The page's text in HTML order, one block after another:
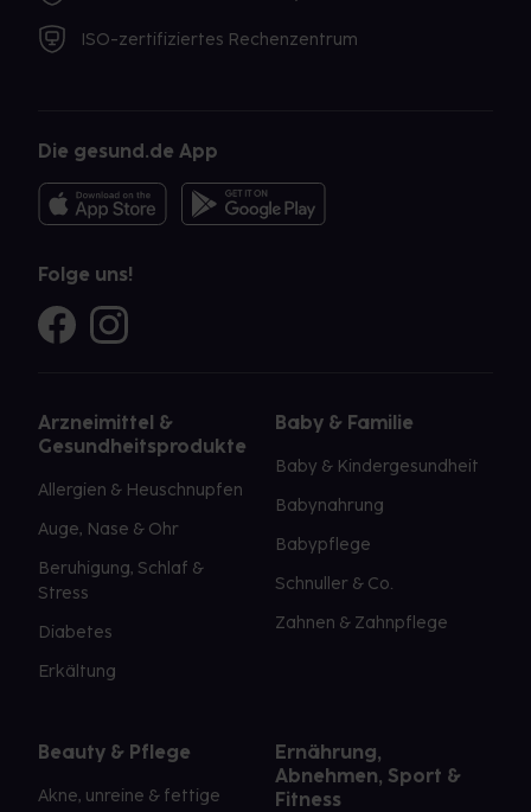
ISO-zertifiziertes Rechenzentrum
Die gesund.de App
Folge uns!
Arzneimittel &
Gesundheitsprodukte
Allergien & Heuschnupfen
Auge, Nase & Ohr
Beruhigung, Schlaf &
Stress
Diabetes
Erkältung
Baby & Familie
Baby & Kindergesundheit
Babynahrung
Babypflege
Schnuller & Co.
Zahnen & Zahnpflege
Beauty & Pflege
Akne, unreine & fettige
Ernährung,
Abnehmen, Sport &
Fitness